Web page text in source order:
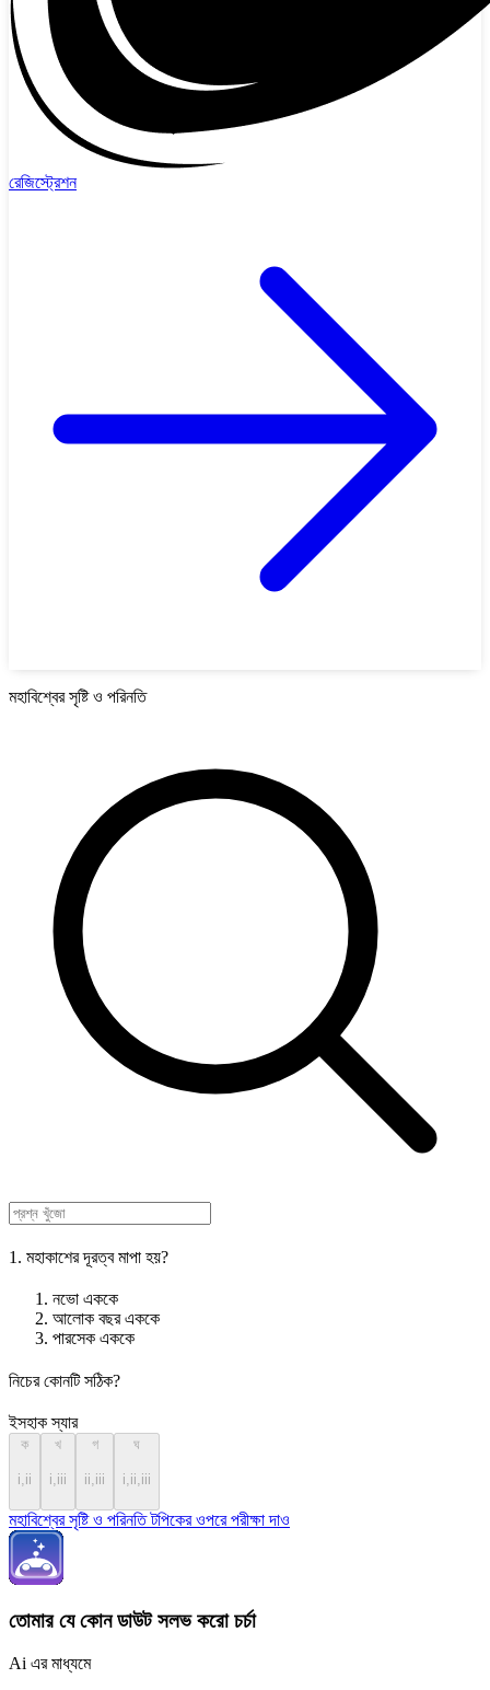
রেজিস্ট্রেশন
মহাবিশ্বের সৃষ্টি ও পরিনতি
1. মহাকাশের দূরত্ব মাপা হয়?
নভো এককে
আলোক বছর এককে
পারসেক এককে
নিচের কোনটি সঠিক?
ইসহাক স্যার
ক
i,ii
খ
i,iii
গ
ii,iii
ঘ
i,ii,iii
মহাবিশ্বের সৃষ্টি ও পরিনতি টপিকের ওপরে পরীক্ষা দাও
তোমার যে কোন ডাউট সলভ করো চর্চা
Ai এর মাধ্যমে